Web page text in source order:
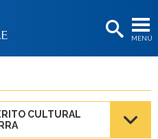
MENÚ
CULTURAL